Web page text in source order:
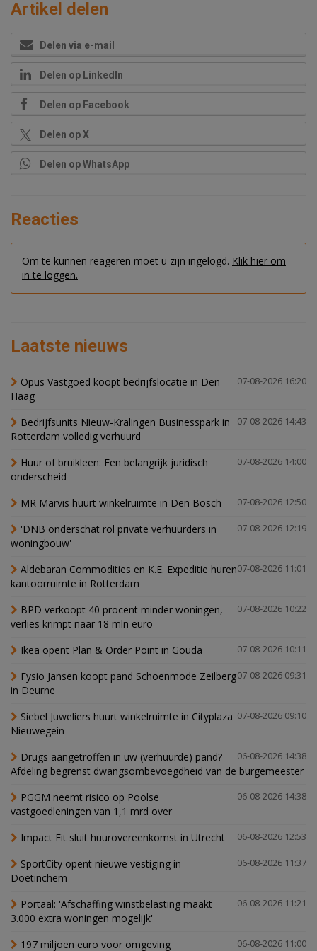
Artikel delen
Delen via e-mail
Delen op LinkedIn
Delen op Facebook
Delen op X
Delen op WhatsApp
Reacties
Om te kunnen reageren moet u zijn ingelogd. Klik hier om
in te loggen.
Laatste nieuws
07-08-2026 16:20
Opus Vastgoed koopt bedrijfslocatie in Den
Haag
07-08-2026 14:43
Bedrijfsunits Nieuw-Kralingen Businesspark in
Rotterdam volledig verhuurd
07-08-2026 14:00
Huur of bruikleen: Een belangrijk juridisch
onderscheid
07-08-2026 12:50
MR Marvis huurt winkelruimte in Den Bosch
07-08-2026 12:19
'DNB onderschat rol private verhuurders in
woningbouw'
07-08-2026 11:01
Aldebaran Commodities en K.E. Expeditie huren
kantoorruimte in Rotterdam
07-08-2026 10:22
BPD verkoopt 40 procent minder woningen,
verlies krimpt naar 18 mln euro
07-08-2026 10:11
Ikea opent Plan & Order Point in Gouda
07-08-2026 09:31
Fysio Jansen koopt pand Schoenmode Zeilberg
in Deurne
07-08-2026 09:10
Siebel Juweliers huurt winkelruimte in Cityplaza
Nieuwegein
06-08-2026 14:38
Drugs aangetroffen in uw (verhuurde) pand?
Afdeling begrenst dwangsombevoegdheid van de burgemeester
06-08-2026 14:38
PGGM neemt risico op Poolse
vastgoedleningen van 1,1 mrd over
06-08-2026 12:53
Impact Fit sluit huurovereenkomst in Utrecht
06-08-2026 11:37
SportCity opent nieuwe vestiging in
Doetinchem
06-08-2026 11:21
Portaal: 'Afschaffing winstbelasting maakt
3.000 extra woningen mogelijk'
06-08-2026 11:00
197 miljoen euro voor omgeving